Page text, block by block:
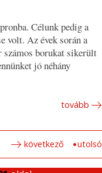
Célunk pedig a
volt. Az évek során a
számos borukat sikerült
jó néhány
tovább
következő utolsó